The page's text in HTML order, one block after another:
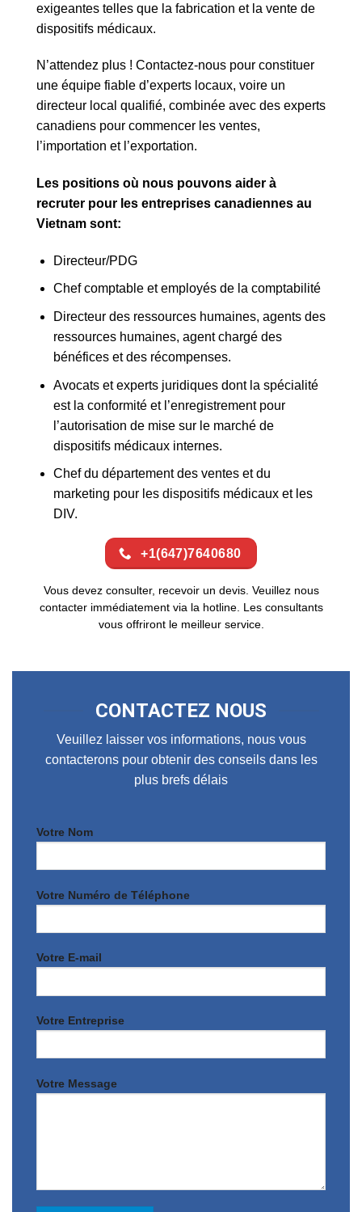
exigeantes telles que la fabrication et la vente de
dispositifs médicaux.
N’attendez plus ! Contactez-nous pour constituer
une équipe fiable d’experts locaux, voire un
directeur local qualifié, combinée avec des experts
canadiens pour commencer les ventes,
l’importation et l’exportation.
Les positions où nous pouvons aider à
recruter pour les entreprises canadiennes au
Vietnam sont:
Directeur/PDG
Chef comptable et employés de la comptabilité
Directeur des ressources humaines, agents des
ressources humaines, agent chargé des
bénéfices et des récompenses.
Avocats et experts juridiques dont la spécialité
est la conformité et l’enregistrement pour
l’autorisation de mise sur le marché de
dispositifs médicaux internes.
Chef du département des ventes et du
marketing pour les dispositifs médicaux et les
DIV.
+1(647)7640680
Vous devez consulter, recevoir un devis. Veuillez nous
contacter immédiatement via la hotline. Les consultants
vous offriront le meilleur service.
CONTACTEZ NOUS
Veuillez laisser vos informations, nous vous
contacterons pour obtenir des conseils dans les
plus brefs délais
Votre Nom
Votre Numéro de Téléphone
Votre E-mail
Votre Entreprise
Votre Message